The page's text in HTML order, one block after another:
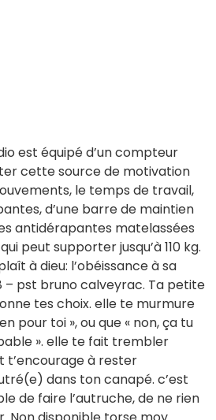
est équipé d’un compteur
cette source de motivation
le temps de travail,
d’une barre de maintien
antidérapantes matelassées
peut supporter jusqu’à 110 kg.
à dieu: l’obéissance à sa
– pst bruno calveyrac. Ta petite
tes choix. elle te murmure
pour toi », ou que « non, ça tu
». elle te fait trembler
t’encourage à rester
dans ton canapé. c’est
de faire l’autruche, de ne rien